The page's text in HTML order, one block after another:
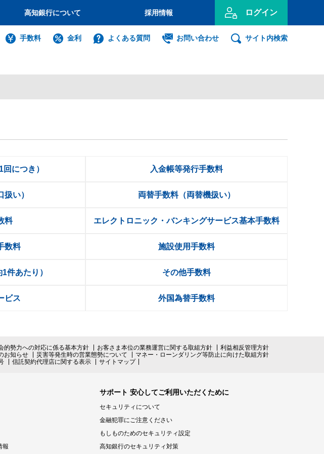
高知銀行について 採用情報 ログイン
個人のお客さま
バンキング
投資信託
証明書方式
得
ID・暗証番号方式
管理者ログオンについて
WEBサービス
ログイン
Kochi Big Advance
ログイン
手数料 金利 よくある質問 お問い合わせ サイト内検索
につき） 入金帳等発行手数料
い） 両替手数料（両替機扱い）
料 エレクトロニック・バンキングサービス基本手数料
数料 施設使用手数料
件あたり） その他手数料
ビス 外国為替手数料
的勢力への対応に係る基本方針 お客さま本位の業務運営に関する取組方針
利益相反管理方針
お知らせ 災害等発生時の営業態勢について
マネー・ローンダリング等防止に向けた取組方針
信託契約代理店に関する表示 サイトマップ
報
サポート 安心してご利用いただくために
セキュリティについて
金融犯罪にご注意ください
もしものためのセキュリティ設定
高知銀行のセキュリティ対策